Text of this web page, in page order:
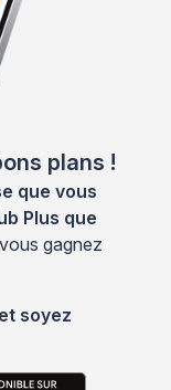
plans !
que vous
Plus que
gagnez
soyez